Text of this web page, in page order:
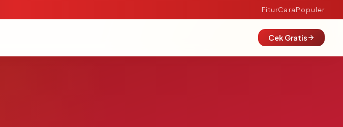
FiturCaraPopuler
Cek Gratis